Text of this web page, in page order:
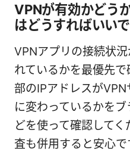
VPNが有効かどう
はどうすればいい
VPNアプリの接続状
れているかを最優先
部のIPアドレスが
に変わっているかを
どを使って確認して
査も併用すると安心で